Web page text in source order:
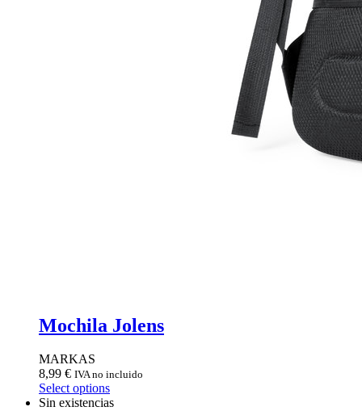
Mochila Jolens
MARKAS
8,99 € IVA no incluido
Select options
Sin existencias